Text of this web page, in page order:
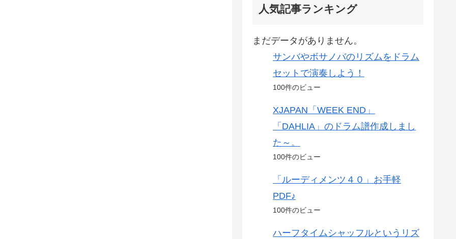
人気記事ランキング
まだデータがありません。
サンバやボサノバのリズムをドラム
セットで演奏しよう！
100件のビュー
XJAPAN「WEEK END」
「DAHLIA」のドラム譜作成しまし
た～。
100件のビュー
「ルーディメンツ４０」お手軽
PDF♪
100件のビュー
ハーフタイムシャッフルというリズ